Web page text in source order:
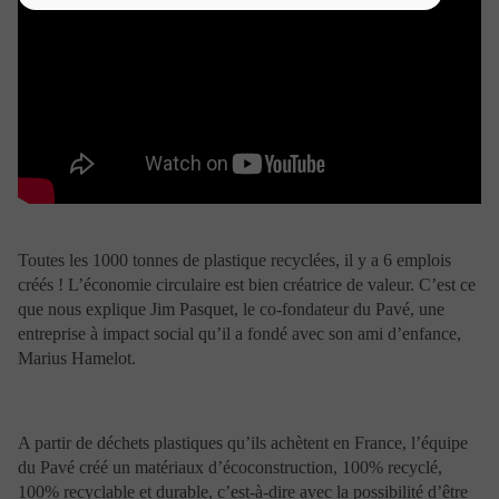
en vigueur et aux présentes conditions d’utilisation.
site
Aucune information apparaissant sur le présent site ne
saurait être considérée comme constituer de la part de
Portzamparc Gestion une offre d’achat, de vente ou de
souscription de services ou de produits, notamment
offre d’achat ou de vente d’instruments financiers ou de
tout autre produit d’investissement, ni d’un conseil en
vue d’un quelconque investissement ou arbitrage
Toutes les 1000 tonnes de plastique recyclées, il y a 6 emplois
créés ! L’économie circulaire est bien créatrice de valeur. C’est ce
que nous explique Jim Pasquet, le co-fondateur du Pavé, une
entreprise à impact social qu’il a fondé avec son ami d’enfance,
Marius Hamelot.
A partir de déchets plastiques qu’ils achètent en France, l’équipe
du Pavé créé un matériaux d’écoconstruction, 100% recyclé,
100% recyclable et durable, c’est-à-dire avec la possibilité d’être